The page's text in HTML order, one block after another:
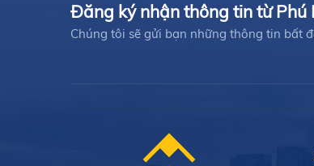
Đăng ký nhận thông tin từ Phú
Chúng tôi sẽ gửi bạn những thông tin bất